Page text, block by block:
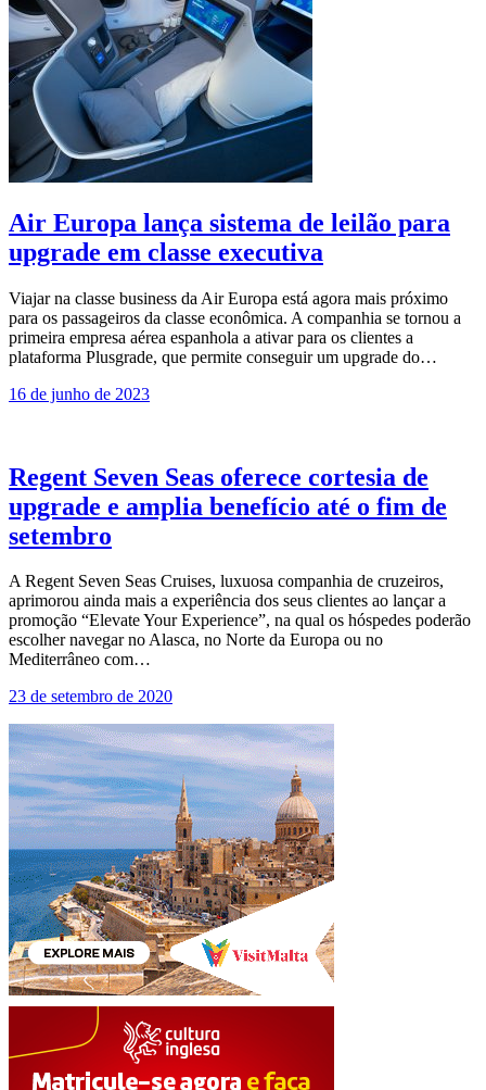
Air Europa lança sistema de leilão para
upgrade em classe executiva
Viajar na classe business da Air Europa está agora mais próximo
para os passageiros da classe econômica. A companhia se tornou a
primeira empresa aérea espanhola a ativar para os clientes a
plataforma Plusgrade, que permite conseguir um upgrade do…
16 de junho de 2023
Regent Seven Seas oferece cortesia de
upgrade e amplia benefício até o fim de
setembro
A Regent Seven Seas Cruises, luxuosa companhia de cruzeiros,
aprimorou ainda mais a experiência dos seus clientes ao lançar a
promoção “Elevate Your Experience”, na qual os hóspedes poderão
escolher navegar no Alasca, no Norte da Europa ou no
Mediterrâneo com…
23 de setembro de 2020